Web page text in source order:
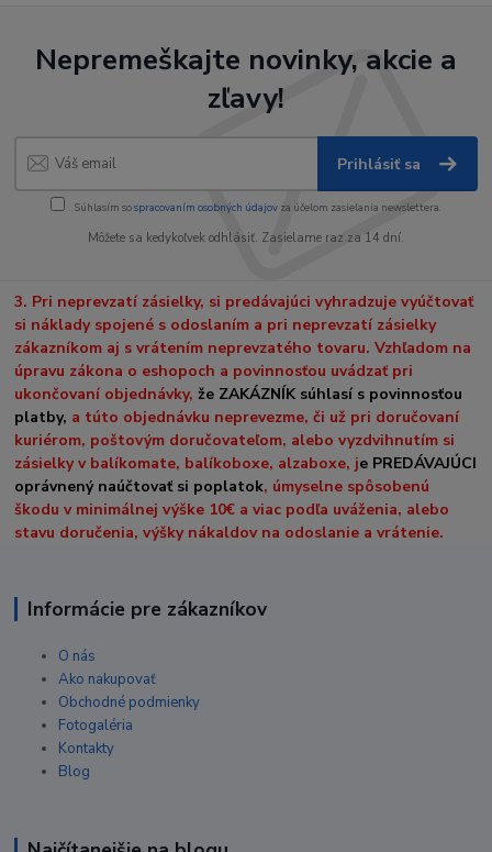
Nepremeškajte novinky, akcie a
zľavy!
Prihlásiť sa
Súhlasím sospracovaním osobných údajov za účelom zasielania newslettera.
Môžete sa kedykoľvek odhlásiť. Zasielame raz za 14 dní.
3. Pri neprevzatí zásielky, si predávajúci vyhradzuje vyúčtovať
si náklady spojené s odoslaním a pri neprevzatí zásielky
zákazníkom aj s vrátením neprevzatého tovaru. Vzhľadom na
úpravu zákona o eshopoch a povinnosťou uvádzať pri
ukončovaní objednávky,že ZAKÁZNÍK súhlasí s povinnosťou
platby, a túto objednávku neprevezme, či už pri doručovaní
kuriérom, poštovým doručovateľom, alebo vyzdvihnutím si
zásielky v balíkomate, balíkoboxe, alzaboxe, je PREDÁVAJÚCI
oprávnený naúčtovať si poplatok, úmyselne spôsobenú
škodu v minimálnej výške 10€ a viac podľa uváženia, alebo
stavu doručenia, výšky nákaldov na odoslanie a vrátenie.
Informácie pre zákazníkov
O nás
Ako nakupovať
Obchodné podmienky
Fotogaléria
Kontakty
Blog